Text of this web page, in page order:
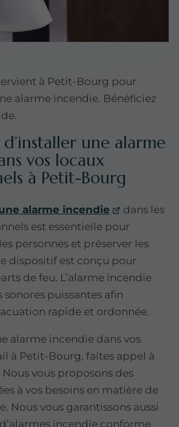
à Petit-Bourg pour
alarme incendie. Bénéficiez
d’installer une alarme
vos locaux
à Petit-Bourg
alarme incendie
dans les
est essentielle pour
personnes et préserver les
dispositif est conçu pour
de feu. L’alarme incendie
sonores puissantes afin
rapide et ordonnée.
alarme incendie dans vos
à Petit-Bourg, faites appel à
Nous vous proposons des
à vos besoins en matière de
Nous vous garantissons aussi
incendie conforme